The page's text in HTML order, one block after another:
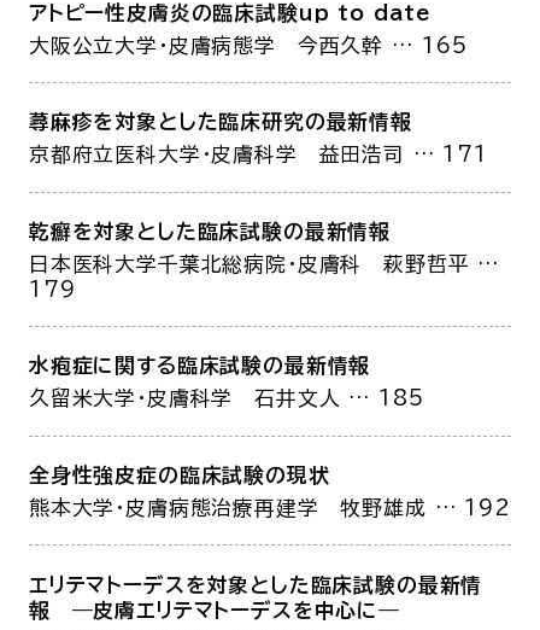
アトピー性皮膚炎の臨床試験up to date
大阪公立大学・皮膚病態学
今西久幹 … 165
蕁麻疹を対象とした臨床研究の最新情報
京都府立医科大学・皮膚科学
益田浩司 … 171
乾癬を対象とした臨床試験の最新情報
日本医科大学千葉北総病院・皮膚科
萩野哲平 …
179
水疱症に関する臨床試験の最新情報
久留米大学・皮膚科学
石井文人 … 185
全身性強皮症の臨床試験の現状
熊本大学・皮膚病態治療再建学
牧野雄成 … 192
エリテマトーデスを対象とした臨床試験の最新情
報 ―皮膚エリテマトーデスを中心に―